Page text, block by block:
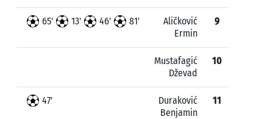
65' 13' 46' 81'
Aličković
Ermin
9
Mustafagić
Dževad
10
47'
Duraković
Benjamin
11